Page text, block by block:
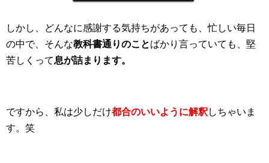
しかし、どんなに感謝する気持ちがあっても、忙しい毎日
の中で、そんな教科書通りのことばかり言っていても、堅
苦しくって息が詰まります。
ですから、私は少しだけ都合のいいように解釈しちゃいま
す。笑